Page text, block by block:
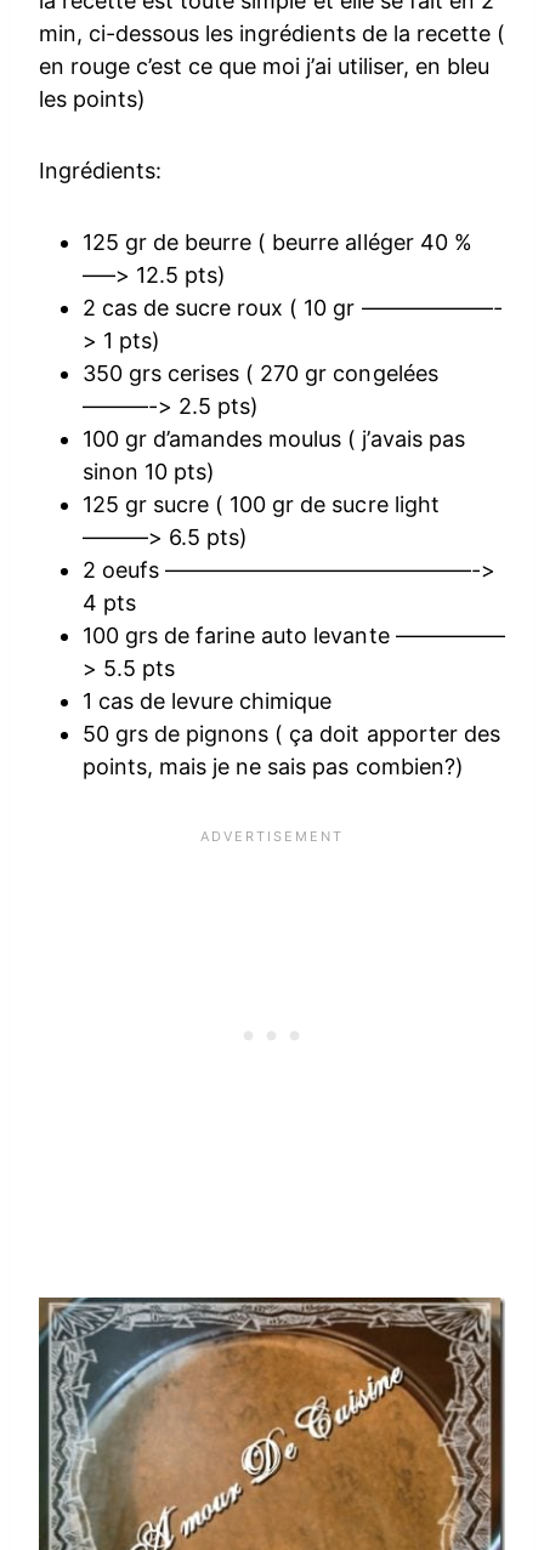
min, ci-dessous les ingrédients de la recette (
en rouge c’est ce que moi j’ai utiliser, en bleu
les points)
Ingrédients:
125 gr de beurre ( beurre alléger 40 %
—–> 12.5 pts)
2 cas de sucre roux ( 10 gr ——————-
> 1 pts)
350 grs cerises ( 270 gr congelées
———-> 2.5 pts)
100 gr d’amandes moulus ( j’avais pas
sinon 10 pts)
125 gr sucre ( 100 gr de sucre light
———> 6.5 pts)
2 oeufs ——————————————->
4 pts
100 grs de farine auto levante —————
> 5.5 pts
1 cas de levure chimique
50 grs de pignons ( ça doit apporter des
points, mais je ne sais pas combien?)